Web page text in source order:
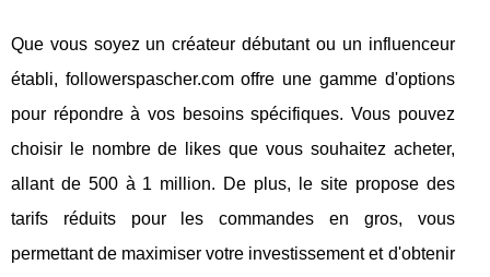
Que vous soyez un créateur débutant ou un influenceur
établi, followerspascher.com offre une gamme d'options
pour répondre à vos besoins spécifiques. Vous pouvez
choisir le nombre de likes que vous souhaitez acheter,
allant de 500 à 1 million. De plus, le site propose des
tarifs réduits pour les commandes en gros, vous
permettant de maximiser votre investissement et d'obtenir